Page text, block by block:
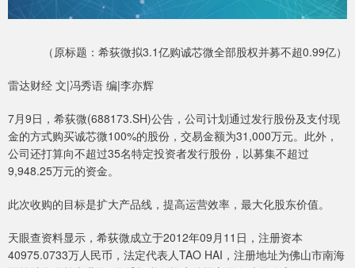
（原标题：希荻微拟3.1亿购诚芯微全部股权并募不超0.99亿）
雷达财经 文|冯秀语 编|李亦辉
7月9日，希荻微(688173.SH)公告，公司计划通过发行股份及支付现
金的方式购买诚芯微100%的股份，交易金额为31,000万元。此外，
公司还打算向不超过35名特定投资者发行股份，以募集不超过
9,948.25万元的资金。
此次收购的目标是扩大产品线，提高运营效率，最大化股东价值。
天眼查资料显示，希荻微成立于2012年09月11日，注册资本
40975.0733万人民币，法定代表人TAO HAI，注册地址为佛山市南海